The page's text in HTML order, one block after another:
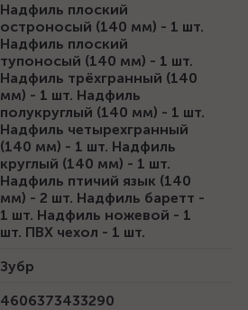
Надфиль плоский
остроносый (140 мм) - 1 шт.
Надфиль плоский
тупоносый (140 мм) - 1 шт.
Надфиль трёхгранный (140
мм) - 1 шт. Надфиль
полукруглый (140 мм) - 1 шт.
Надфиль четырехгранный
(140 мм) - 1 шт. Надфиль
круглый (140 мм) - 1 шт.
Надфиль птичий язык (140
мм) - 2 шт. Надфиль баретт -
1 шт. Надфиль ножевой - 1
шт. ПВХ чехол - 1 шт.
Зубр
4606373433290